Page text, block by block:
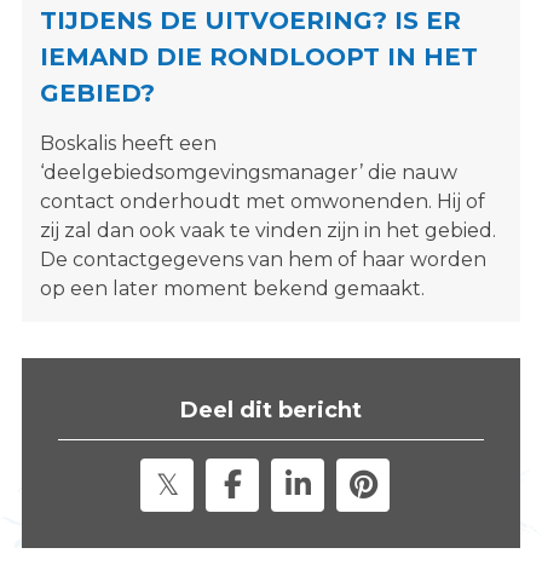
TIJDENS DE UITVOERING? IS ER
IEMAND DIE RONDLOOPT IN HET
GEBIED?
Boskalis heeft een
‘deelgebiedsomgevingsmanager’ die nauw
contact onderhoudt met omwonenden. Hij of
zij zal dan ook vaak te vinden zijn in het gebied.
De contactgegevens van hem of haar worden
op een later moment bekend gemaakt.
Deel dit bericht